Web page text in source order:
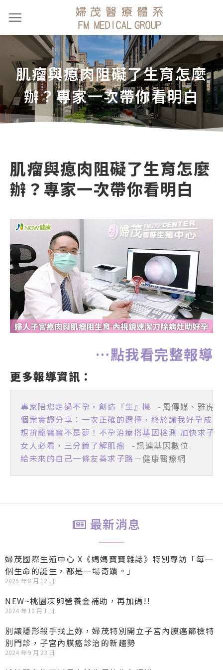
肌瘤與瘜肉阻礙了生育怎麼
辦？專家一次帶你看明白
肌瘤與瘜肉阻礙了生育怎麼
辦？專家一次帶你看明白
…點我看完整報導
更多報導資訊：
專家陪您走過不孕，創造『生』機 -風傳媒、雅虎
個案實證分享：一次正確的選擇，終於讓我好孕成真
想拚龍寶寶不是夢！不孕治療搭基因檢測 加快求子
女人必看，三分鐘了解肌瘤 -訊連基因數位
給未來的自己一條友善求子路
最新消息
婦茂國際生殖中心 X《媽媽寶寶雜誌》特別專訪「每一
個生命的誕生，都是一場奇蹟。」
2025 年 8 月 12 日
NEW~桃園凍卵營養金補助，再加碼!!
2024 年 10 月 1 日
別讓隱形殺手找上妳，婦茂特別開立子宮內膜癌篩檢特
別門診，子宮內膜癌診治的新趨勢
2024 年 9 月 23 日